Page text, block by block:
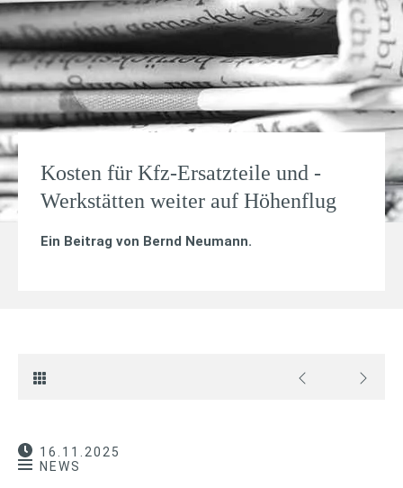
Kosten für Kfz-Ersatzteile und -
Werkstätten weiter auf Höhenflug
Ein Beitrag von Bernd Neumann.
16.11.2025
NEWS